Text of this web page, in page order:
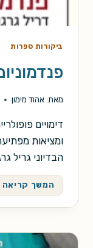
ביקורות ספרות
מאת: אהוד מימון
דימויים
ומציאות
הבדיוני גריל
המשך קריאה